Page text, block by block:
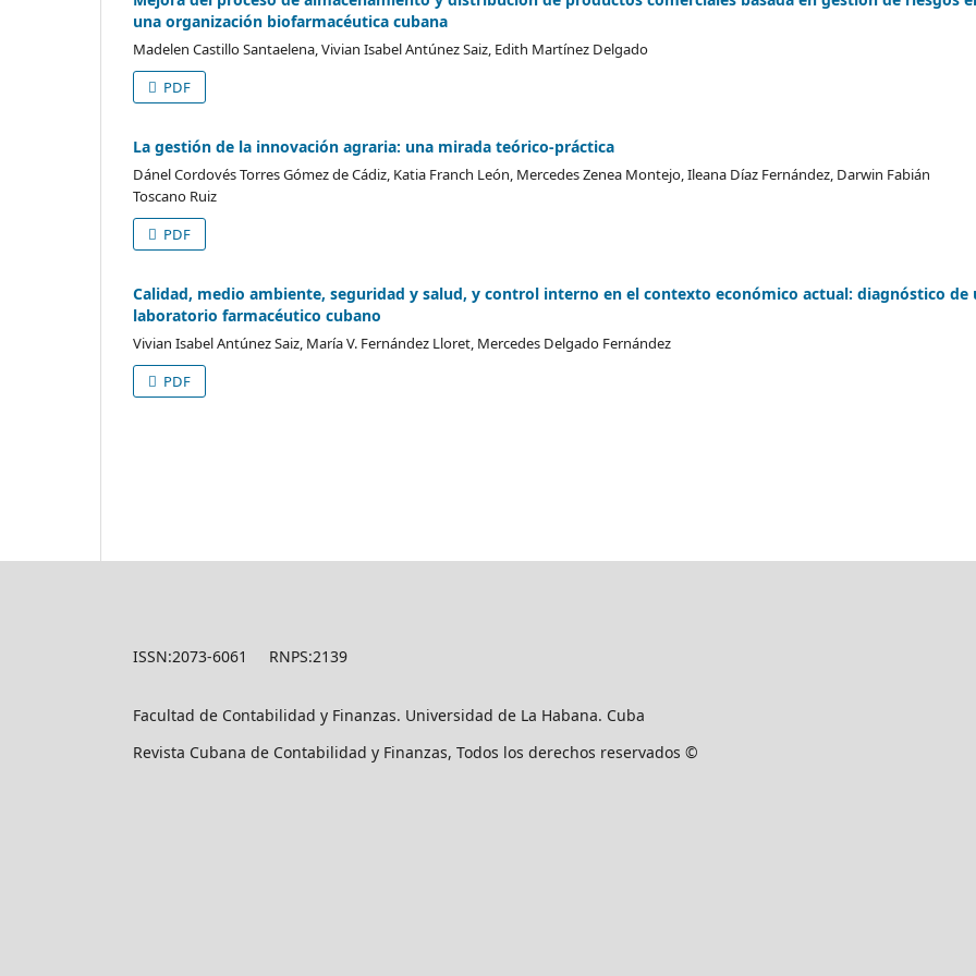
una organización biofarmacéutica cubana
Madelen Castillo Santaelena, Vivian Isabel Antúnez Saiz, Edith Martínez Delgado
PDF
La gestión de la innovación agraria: una mirada teórico-práctica
Dánel Cordovés Torres Gómez de Cádiz, Katia Franch León, Mercedes Zenea Montejo, Ileana Díaz Fernández, Darwin Fabián
Toscano Ruiz
PDF
Calidad, medio ambiente, seguridad y salud, y control interno en el contexto económico actual: diagnóstico de
laboratorio farmacéutico cubano
Vivian Isabel Antúnez Saiz, María V. Fernández Lloret, Mercedes Delgado Fernández
PDF
ISSN:2073-6061 RNPS:2139
Facultad de Contabilidad y Finanzas. Universidad de La Habana. Cuba
Revista Cubana de Contabilidad y Finanzas, Todos los derechos reservados ©